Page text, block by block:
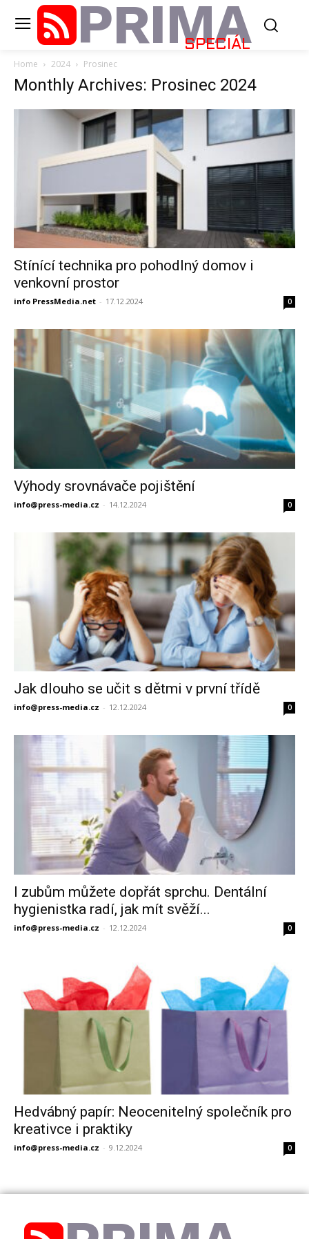
PRIMA
SPECIÁL
Home 2024 Prosinec
Monthly Archives: Prosinec 2024
Stínící technika pro pohodlný domov i
venkovní prostor
info PressMedia.net - 17.12.2024 0
Výhody srovnávače pojištění
info@press-media.cz - 14.12.2024 0
Jak dlouho se učit s dětmi v první třídě
info@press-media.cz - 12.12.2024 0
I zubům můžete dopřát sprchu. Dentální
hygienistka radí, jak mít svěží...
info@press-media.cz - 12.12.2024 0
Hedvábný papír: Neocenitelný společník pro
kreativce i praktiky
info@press-media.cz - 9.12.2024 0